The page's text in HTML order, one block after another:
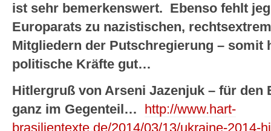
ist sehr bemerkenswert. Ebenso fehlt
Europarats zu nazistischen,
Mitgliedern der Putschregierung – somit
politische Kräfte gut…
Hitlergruß von Arseni Jazenjuk – für den
ganz im Gegenteil…
http://www.hart-
brasilientexte.de/2014/03/13/ukraine-2014-